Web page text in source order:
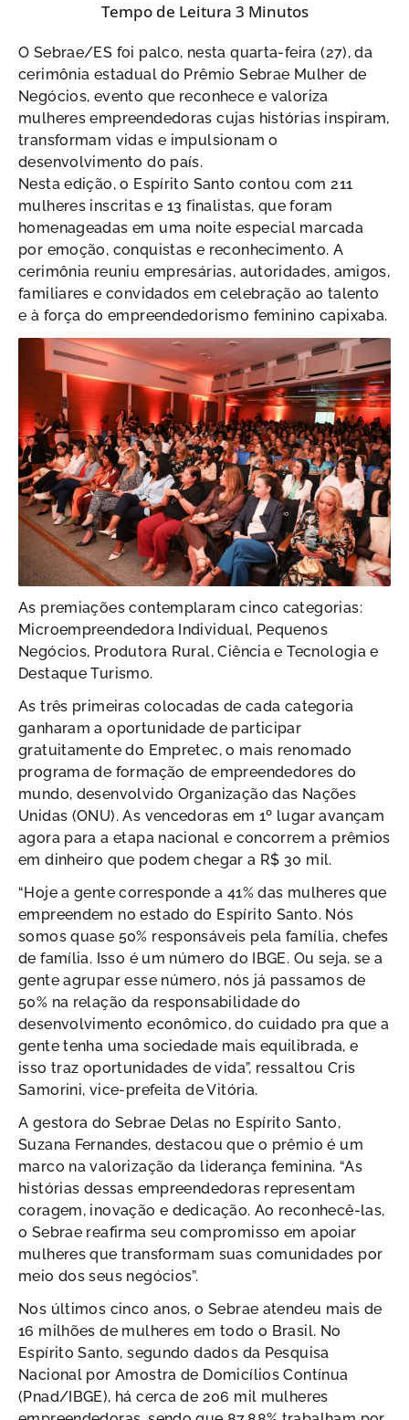
O Sebrae/ES foi palco, nesta quarta-feira (27), da
cerimônia estadual do Prêmio Sebrae Mulher de
Negócios, evento que reconhece e valoriza
mulheres empreendedoras cujas histórias inspiram,
transformam vidas e impulsionam o
desenvolvimento do país.
Nesta edição, o Espírito Santo contou com 211
mulheres inscritas e 13 finalistas, que foram
homenageadas em uma noite especial marcada
por emoção, conquistas e reconhecimento. A
cerimônia reuniu empresárias, autoridades, amigos,
familiares e convidados em celebração ao talento
e à força do empreendedorismo feminino capixaba.
As premiações contemplaram cinco categorias:
Microempreendedora Individual, Pequenos
Negócios, Produtora Rural, Ciência e Tecnologia e
Destaque Turismo.
As três primeiras colocadas de cada categoria
ganharam a oportunidade de participar
gratuitamente do Empretec, o mais renomado
programa de formação de empreendedores do
mundo, desenvolvido Organização das Nações
Unidas (ONU). As vencedoras em 1º lugar avançam
agora para a etapa nacional e concorrem a prêmios
em dinheiro que podem chegar a R$ 30 mil.
“Hoje a gente corresponde a 41% das mulheres que
empreendem no estado do Espírito Santo. Nós
somos quase 50% responsáveis pela família, chefes
de família. Isso é um número do IBGE. Ou seja, se a
gente agrupar esse número, nós já passamos de
50% na relação da responsabilidade do
desenvolvimento econômico, do cuidado pra que a
gente tenha uma sociedade mais equilibrada, e
isso traz oportunidades de vida”, ressaltou Cris
Samorini, vice-prefeita de Vitória.
A gestora do Sebrae Delas no Espírito Santo,
Suzana Fernandes, destacou que o prêmio é um
marco na valorização da liderança feminina. “As
histórias dessas empreendedoras representam
coragem, inovação e dedicação. Ao reconhecê-las,
o Sebrae reafirma seu compromisso em apoiar
mulheres que transformam suas comunidades por
meio dos seus negócios”.
Nos últimos cinco anos, o Sebrae atendeu mais de
16 milhões de mulheres em todo o Brasil. No
Espírito Santo, segundo dados da Pesquisa
Nacional por Amostra de Domicílios Contínua
(Pnad/IBGE), há cerca de 206 mil mulheres